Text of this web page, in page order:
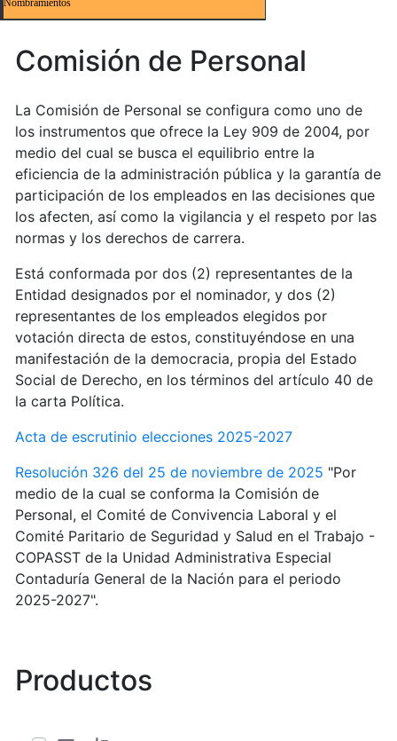
Nombramientos
Comisión de Personal
La Comisión de Personal se configura como uno de
los instrumentos que ofrece la Ley 909 de 2004, por
medio del cual se busca el equilibrio entre la
eficiencia de la administración pública y la garantía de
participación de los empleados en las decisiones que
los afecten, así como la vigilancia y el respeto por las
normas y los derechos de carrera.
Está conformada por dos (2) representantes de la
Entidad designados por el nominador, y dos (2)
representantes de los empleados elegidos por
votación directa de estos, constituyéndose en una
manifestación de la democracia, propia del Estado
Social de Derecho, en los términos del artículo 40 de
la carta Política.
Acta de escrutinio elecciones 2025-2027
Resolución 326 del 25 de noviembre de 2025 "Por
medio de la cual se conforma la Comisión de
Personal, el Comité de Convivencia Laboral y el
Comité Paritario de Seguridad y Salud en el Trabajo -
COPASST de la Unidad Administrativa Especial
Contaduría General de la Nación para el periodo
2025-2027".
Productos